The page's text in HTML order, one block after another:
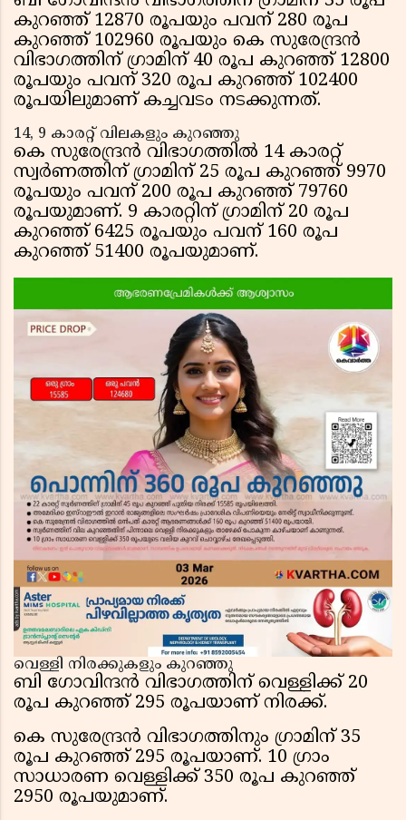
കുറഞ്ഞ് 12870 രൂപയും പവന് 280 രൂപ
കുറഞ്ഞ് 102960 രൂപയും കെ സുരേന്ദ്രന്‍
വിഭാഗത്തിന് ഗ്രാമിന് 40 രൂപ കുറഞ്ഞ് 12800
രൂപയും പവന് 320 രൂപ കുറഞ്ഞ് 102400
രൂപയിലുമാണ് കച്ചവടം നടക്കുന്നത്.
14, 9 കാരറ്റ് വിലകളും കുറഞ്ഞു
കെ സുരേന്ദ്രന്‍ വിഭാഗത്തില്‍ 14 കാരറ്റ്
സ്വര്‍ണത്തിന് ഗ്രാമിന് 25 രൂപ കുറഞ്ഞ് 9970
രൂപയും പവന് 200 രൂപ കുറഞ്ഞ് 79760
രൂപയുമാണ്. 9 കാരറ്റിന് ഗ്രാമിന് 20 രൂപ
കുറഞ്ഞ് 6425 രൂപയും പവന് 160 രൂപ
കുറഞ്ഞ് 51400 രൂപയുമാണ്.
വെള്ളി നിരക്കുകളും കുറഞ്ഞു
ബി ഗോവിന്ദന്‍ വിഭാഗത്തിന് വെള്ളിക്ക് 20
രൂപ കുറഞ്ഞ് 295 രൂപയാണ് നിരക്ക്.
കെ സുരേന്ദ്രന്‍ വിഭാഗത്തിനും ഗ്രാമിന് 35
രൂപ കുറഞ്ഞ് 295 രൂപയാണ്. 10 ഗ്രാം
സാധാരണ വെള്ളിക്ക് 350 രൂപ കുറഞ്ഞ്
2950 രൂപയുമാണ്.